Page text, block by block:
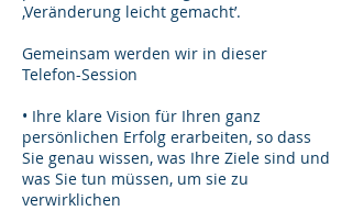
‚Veränderung leicht gemacht’.
Gemeinsam werden wir in dieser
Telefon-Session
• Ihre klare Vision für Ihren ganz
persönlichen Erfolg erarbeiten, so dass
Sie genau wissen, was Ihre Ziele sind und
was Sie tun müssen, um sie zu
verwirklichen